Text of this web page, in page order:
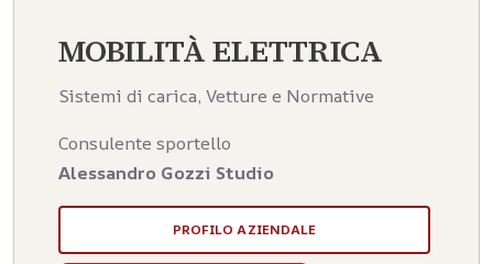
MOBILITÀ ELETTRICA
Sistemi di carica, Vetture e Normative
Consulente sportello
Alessandro Gozzi Studio
PROFILO AZIENDALE